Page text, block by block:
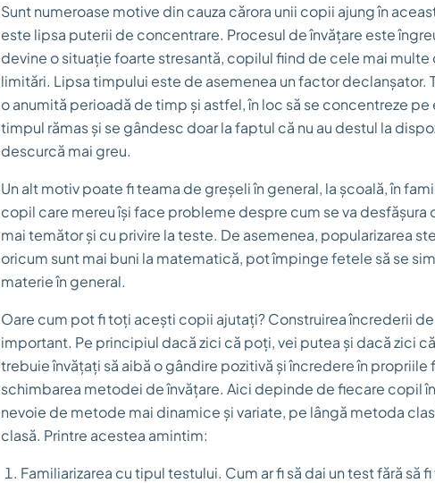
Sunt numeroase motive din cauza cărora unii copii ajung în
este lipsa puterii de concentrare. Procesul de învățare este
devine o situație foarte stresantă, copilul fiind de cele mai
limitări. Lipsa timpului este de asemenea un factor declanșator.
o anumită perioadă de timp și astfel, în loc să se concentreze
timpul rămas și se gândesc doar la faptul că nu au destul la
descurcă mai greu.
Un alt motiv poate fi teama de greșeli în general, la școală, în
copil care mereu își face probleme despre cum se va desfășura
mai temător și cu privire la teste. De asemenea, popularizarea
oricum sunt mai buni la matematică, pot împinge fetele să se
materie în general.
Oare cum pot fi toți acești copii ajutați? Construirea încrederii
important. Pe principiul dacă zici că poți, vei putea și dacă zici
trebuie învățați să aibă o gândire pozitivă și încredere în
schimbarea metodei de învățare. Aici depinde de fiecare copil
nevoie de metode mai dinamice și variate, pe lângă metoda
clasă. Printre acestea amintim:
Familiarizarea cu tipul testului. Cum ar fi să dai un test fără să